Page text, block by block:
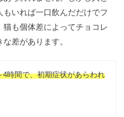
いれば一口飲んだだけでフ
も個体差によってチョコレ
差があります。
時間で、初期症状があらわれ